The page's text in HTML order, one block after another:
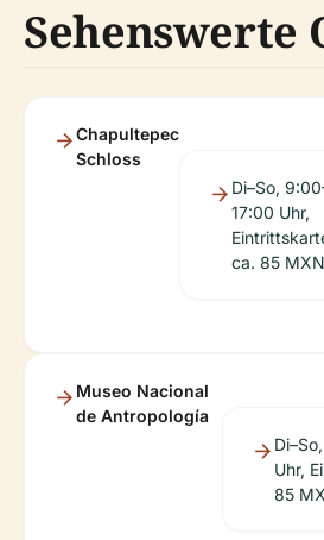
Sehenswerte
Chapultepec
Schloss
Di–So,
17:00 Uhr,
ca. 85
Museo Nacional
de Antropología
Uhr,
85